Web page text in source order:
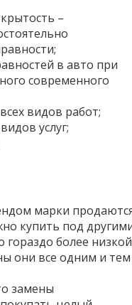
–
в авто при
современного
видов работ;
услуг;
марки
купить под
более низкой
они все одним и тем
замены